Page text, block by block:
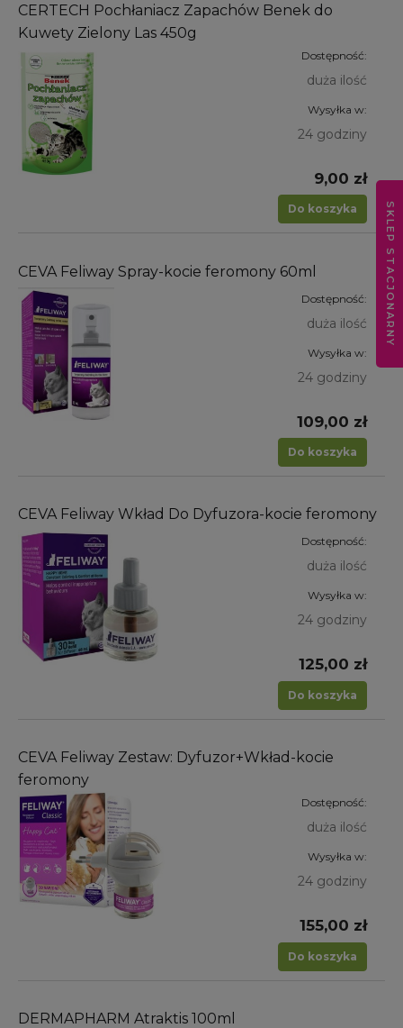
CERTECH Pochłaniacz Zapachów Benek do
Kuwety Zielony Las 450g
Dostępność:
duża ilość
Wysyłka w:
24 godziny
9,00 zł
Do koszyka
CEVA Feliway Spray-kocie feromony 60ml
Dostępność:
duża ilość
Wysyłka w:
24 godziny
109,00 zł
Do koszyka
CEVA Feliway Wkład Do Dyfuzora-kocie feromony
Dostępność:
duża ilość
Wysyłka w:
24 godziny
125,00 zł
Do koszyka
CEVA Feliway Zestaw: Dyfuzor+Wkład-kocie
feromony
Dostępność:
duża ilość
Wysyłka w:
24 godziny
155,00 zł
Do koszyka
DERMAPHARM Atraktis 100ml
SKLEP STACJONARNY